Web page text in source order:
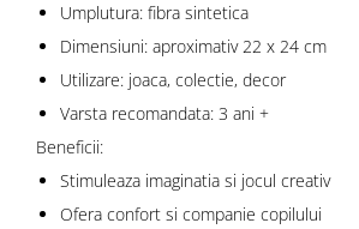
Umplutura: fibra sintetica
Dimensiuni: aproximativ 22 x 24 cm
Utilizare: joaca, colectie, decor
Varsta recomandata: 3 ani +
Beneficii:
Stimuleaza imaginatia si jocul creativ
Ofera confort si companie copilului